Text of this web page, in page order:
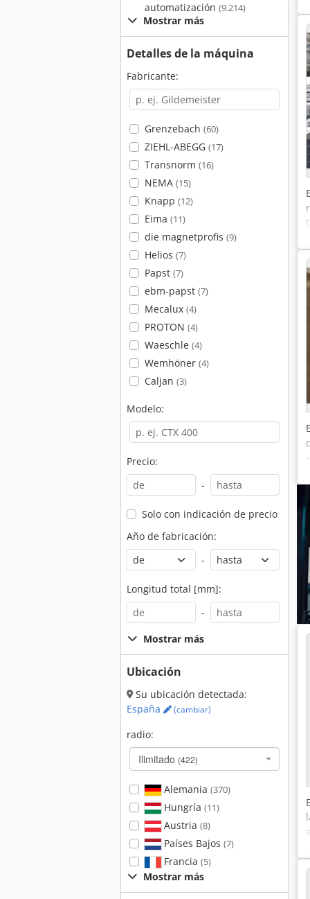
automatización (9.214)
Mostrar más
Detalles de la máquina
Fabricante:
Grenzebach (60)
ZIEHL-ABEGG (17)
Transnorm (16)
NEMA (15)
Knapp (12)
Eima (11)
die magnetprofis (9)
Helios (7)
Papst (7)
ebm-papst (7)
Mecalux (4)
PROTON (4)
Waeschle (4)
Wemhöner (4)
Caljan (3)
Modelo:
Precio:
-
Solo con indicación de precio
Año de fabricación:
-
Longitud total [mm]:
-
Mostrar más
Ubicación
Su ubicación detectada:
España
(cambiar)
radio:
Ilimitado (422)
Alemania (370)
Hungría (11)
Austria (8)
Países Bajos (7)
Francia (5)
Mostrar más